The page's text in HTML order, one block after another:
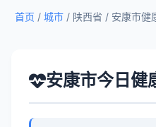
首页 / 城市 / 陕西省 / 安康市健
安康市今日健